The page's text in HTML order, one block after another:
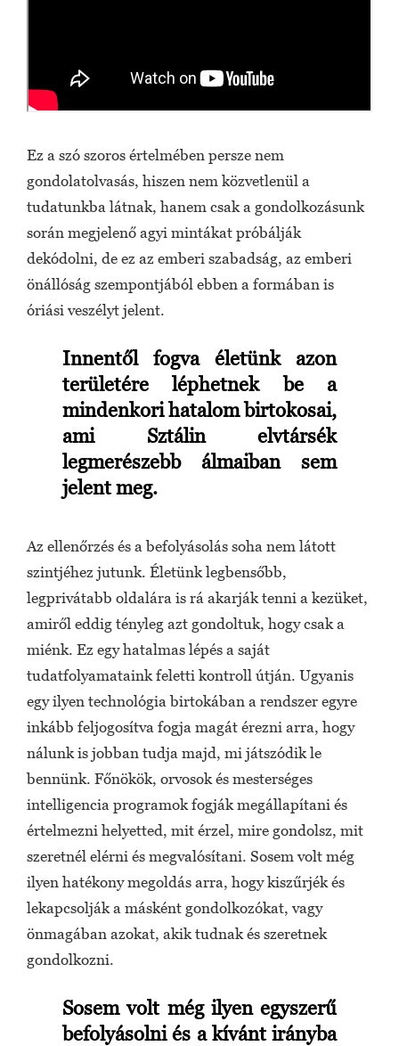
Ez a szó szoros értelmében persze nem
gondolatolvasás, hiszen nem közvetlenül a
tudatunkba látnak, hanem csak a gondolkozásunk
során megjelenő agyi mintákat próbálják
dekódolni, de ez az emberi szabadság, az emberi
önállóság szempontjából ebben a formában is
óriási veszélyt jelent.
Innentől fogva életünk azon
területére léphetnek be a
mindenkori hatalom birtokosai,
ami Sztálin elvtársék
legmerészebb álmaiban sem
jelent meg.
Az ellenőrzés és a befolyásolás soha nem látott
szintjéhez jutunk. Életünk legbensőbb,
legprivátabb oldalára is rá akarják tenni a kezüket,
amiről eddig tényleg azt gondoltuk, hogy csak a
miénk. Ez egy hatalmas lépés a saját
tudatfolyamataink feletti kontroll útján. Ugyanis
egy ilyen technológia birtokában a rendszer egyre
inkább feljogosítva fogja magát érezni arra, hogy
nálunk is jobban tudja majd, mi játszódik le
bennünk. Főnökök, orvosok és mesterséges
intelligencia programok fogják megállapítani és
értelmezni helyetted, mit érzel, mire gondolsz, mit
szeretnél elérni és megvalósítani. Sosem volt még
ilyen hatékony megoldás arra, hogy kiszűrjék és
lekapcsolják a másként gondolkozókat, vagy
önmagában azokat, akik tudnak és szeretnek
gondolkozni.
Sosem volt még ilyen egyszerű
befolyásolni és a kívánt irányba